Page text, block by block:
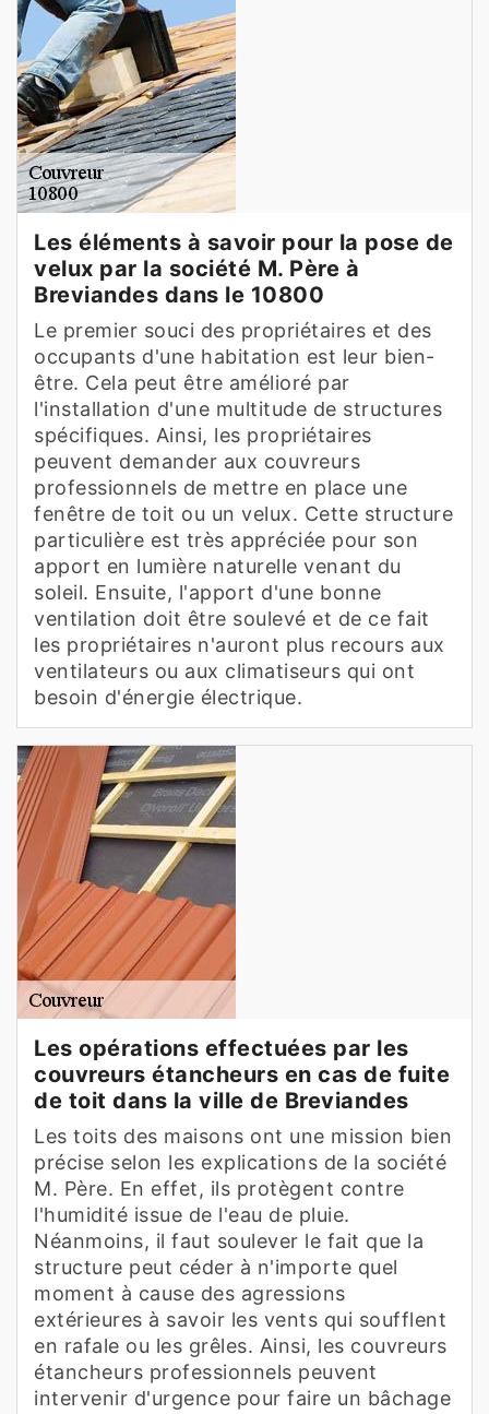
Les éléments à savoir pour la pose de
velux par la société M. Père à
Breviandes dans le 10800
Le premier souci des propriétaires et des
occupants d'une habitation est leur bien-
être. Cela peut être amélioré par
l'installation d'une multitude de structures
spécifiques. Ainsi, les propriétaires
peuvent demander aux couvreurs
professionnels de mettre en place une
fenêtre de toit ou un velux. Cette structure
particulière est très appréciée pour son
apport en lumière naturelle venant du
soleil. Ensuite, l'apport d'une bonne
ventilation doit être soulevé et de ce fait
les propriétaires n'auront plus recours aux
ventilateurs ou aux climatiseurs qui ont
besoin d'énergie électrique.
Les opérations effectuées par les
couvreurs étancheurs en cas de fuite
de toit dans la ville de Breviandes
Les toits des maisons ont une mission bien
précise selon les explications de la société
M. Père. En effet, ils protègent contre
l'humidité issue de l'eau de pluie.
Néanmoins, il faut soulever le fait que la
structure peut céder à n'importe quel
moment à cause des agressions
extérieures à savoir les vents qui soufflent
en rafale ou les grêles. Ainsi, les couvreurs
étancheurs professionnels peuvent
intervenir d'urgence pour faire un bâchage